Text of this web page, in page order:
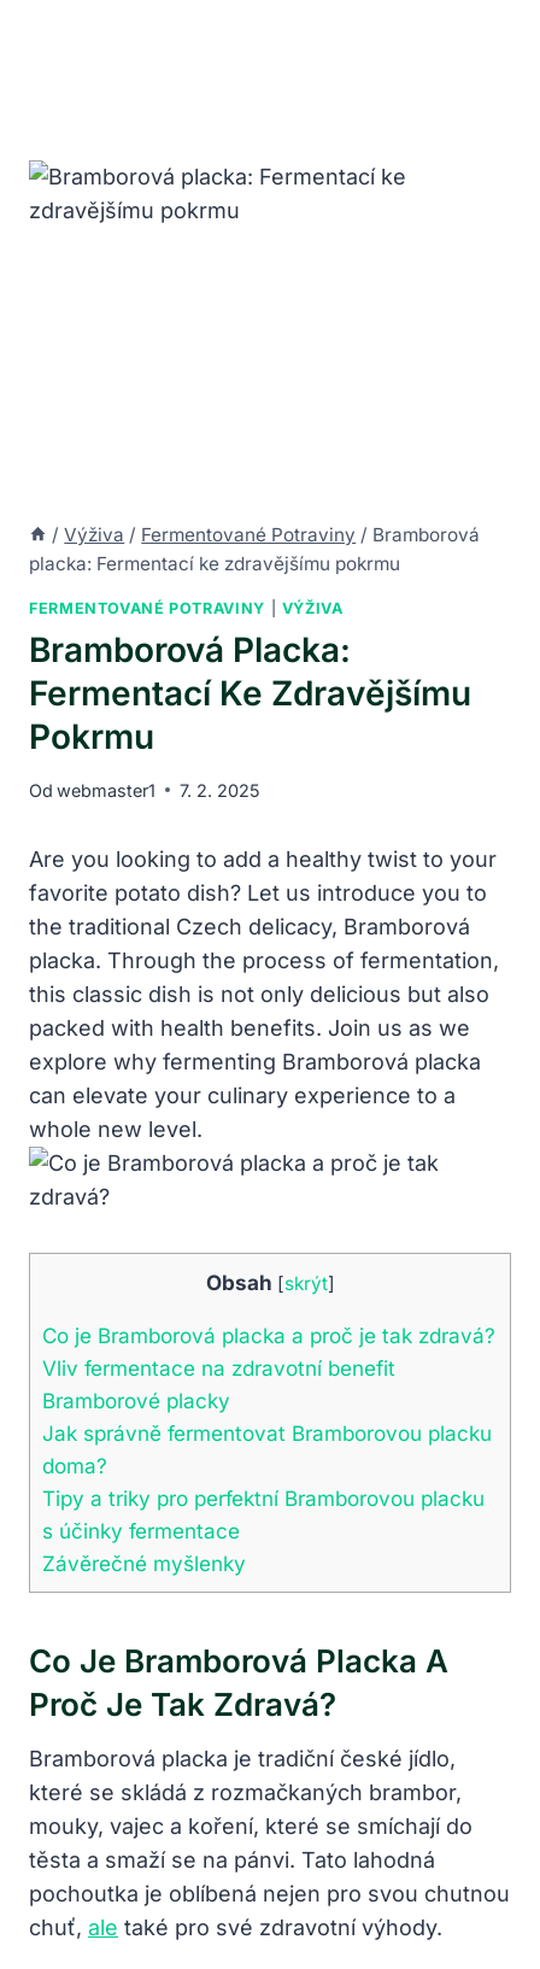
/ Výživa / Fermentované Potraviny / Bramborová
placka: Fermentací ke zdravějšímu pokrmu
FERMENTOVANÉ POTRAVINY VÝŽIVA
Bramborová Placka:
Fermentací Ke Zdravějšímu
Pokrmu
Od webmaster1 7. 2. 2025
Are you looking to add a healthy twist to your
favorite potato dish? Let us introduce you to
the traditional Czech delicacy, Bramborová
placka. Through the process of fermentation,
this classic dish is not only delicious but also
packed with health benefits. Join us as we
explore why fermenting Bramborová placka
can elevate your culinary experience to a
whole new level.
Obsah [skrýt]
Co je Bramborová placka a proč je tak zdravá?
Vliv fermentace na zdravotní benefit
Bramborové placky
Jak správně fermentovat Bramborovou placku
doma?
Tipy a triky pro perfektní Bramborovou placku
s účinky fermentace
Závěrečné myšlenky
Co Je Bramborová Placka A
Proč Je Tak Zdravá?
Bramborová placka je tradiční české jídlo,
které se skládá z rozmačkaných brambor,
mouky, vajec a koření, které se smíchají do
těsta a smaží se na pánvi. Tato lahodná
pochoutka je oblíbená nejen pro svou chutnou
chuť, ale také pro své zdravotní výhody.